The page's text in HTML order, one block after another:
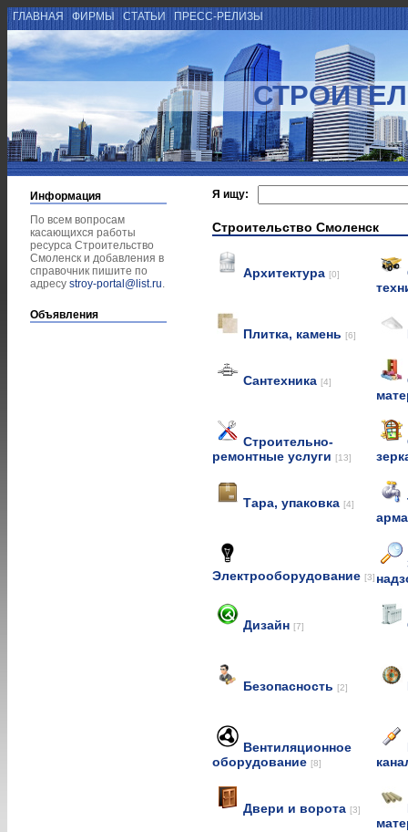
ГЛАВНАЯ ФИРМЫ СТАТЬИ ПРЕСС-РЕЛИЗЫ
Информация
По всем вопросам
касающихся работы
ресурса Строительство
Смоленск и добавления в
справочник пишите по
адресу stroy-portal@list.ru.
Объявления
Я ищу:
Строительство Смоленск
Архитектура [0]
Плитка, камень [6]
Сантехника [4]
Строительно-
ремонтные услуги [13]
Тара, упаковка [4]
Электрооборудование [3]
Дизайн [7]
Безопасность [2]
Вентиляционное
оборудование [8]
Двери и ворота [3]